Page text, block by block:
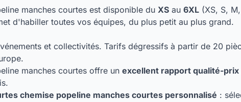
manches courtes est disponible du XS au 6XL (XS, S,
d'habiller toutes vos équipes, du plus petit au plus grand.
et collectivités. Tarifs dégressifs à partir de 20
manches courtes offre un excellent rapport qualité-prix
chemise popeline manches courtes personnalisé :